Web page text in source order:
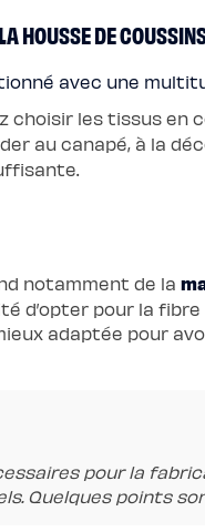
HOUSSE DE
avec une
choisir les tissus en
au canapé, à la
notamment de la
d’opter pour la
adaptée pour
pour la
Quelques points